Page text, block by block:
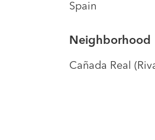
Spain
Neighborhood
Cañada Real